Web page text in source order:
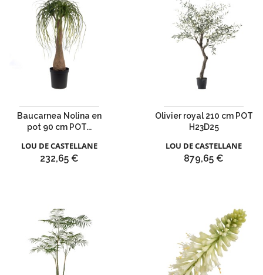
Baucarnea Nolina en
pot 90 cm POT...
LOU DE CASTELLANE
Prix
232,65 €
Olivier royal 210 cm POT
H23D25
LOU DE CASTELLANE
Prix
879,65 €